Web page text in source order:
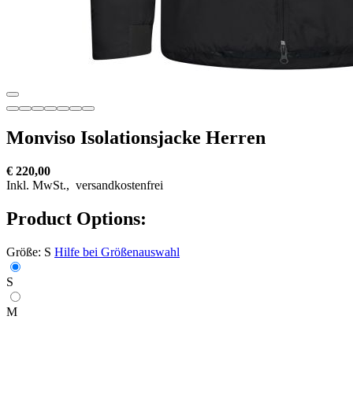
Monviso Isolationsjacke Herren
€ 220,00
Inkl. MwSt., versandkostenfrei
Product Options:
Größe: S Hilfe bei Größenauswahl
S
M